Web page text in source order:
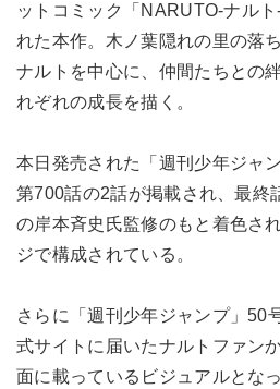
ットコミック「NARUTO-ナル
れた本作。木ノ葉隠れの里の落
ナルトを中心に、仲間たちとの
れぞれの成長を描く。
本日発売された「週刊少年ジャ
第700話の2話が掲載され、最終
の岸本斉史氏監修のもと着色さ
ジで構成されている。
さらに「週刊少年ジャンプ」50
式サイトに届いたナルトファン
面に載っているビジュアルとな